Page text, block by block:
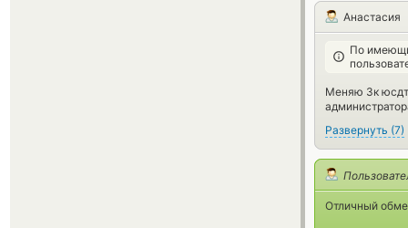
Анастасия
По
Меняю 3к
Развернуть (7)
Отличный